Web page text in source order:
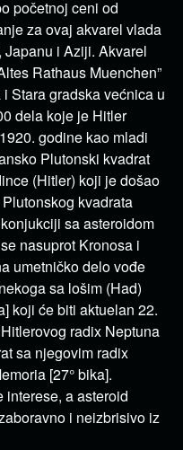
početnoj ceni od
za ovaj akvarel vlada
i Aziji. Akvarel
Rathaus Muenchen”
Stara gradska većnica u
dela koje je Hitler
godine kao mladi
Plutonski kvadrat
(Hitler) koji je došao
kvadrata
sa asteroidom
nasuprot Kronosa i
umetničko delo vođe
sa lošim (Had)
koji će biti aktuelan 22.
radix Neptuna
sa njegovim radix
[27° bika].
a asteroid
i neizbrisivo iz